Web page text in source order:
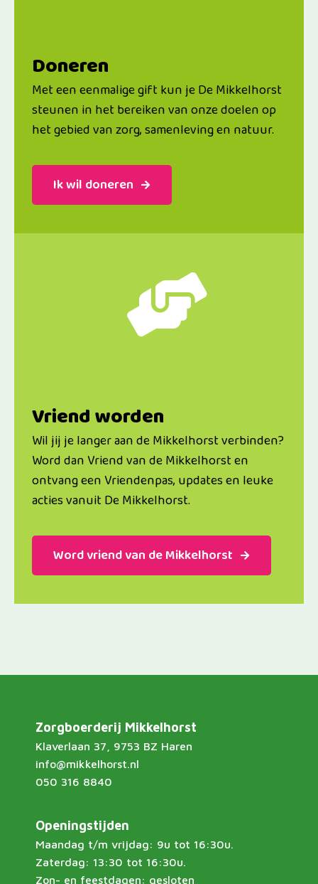
Doneren
Met een eenmalige gift kun je De Mikkelhorst
steunen in het bereiken van onze doelen op
het gebied van zorg, samenleving en natuur.
Ik wil doneren
Vriend worden
Wil jij je langer aan de Mikkelhorst verbinden?
Word dan Vriend van de Mikkelhorst en
ontvang een Vriendenpas, updates en leuke
acties vanuit De Mikkelhorst.
Word vriend van de Mikkelhorst
Zorgboerderij Mikkelhorst
Klaverlaan 37, 9753 BZ Haren
info@mikkelhorst.nl
050 316 8840
Openingstijden
Maandag t/m vrijdag: 9u tot 16:30u.
Zaterdag: 13:30 tot 16:30u.
Zon- en feestdagen: gesloten